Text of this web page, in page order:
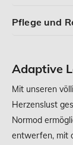
Pflege und
Adaptive
Mit unseren
Herzenslust
Normod
entwerfen, mit